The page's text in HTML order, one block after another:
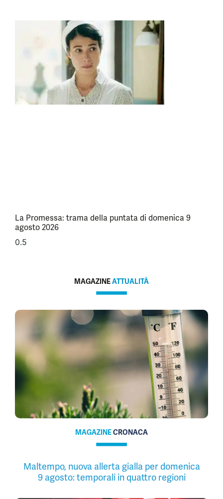
La Promessa: trama della puntata di domenica 9
agosto 2026
MAGAZINEATTUALITÀ
MAGAZINECRONACA
Maltempo, nuova allerta gialla per domenica
9 agosto: temporali in quattro regioni